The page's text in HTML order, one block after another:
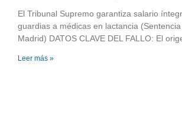
El Tribunal Supremo garantiza salario
guardias a médicas en lactancia
Madrid) DATOS CLAVE DEL FALLO: El
Leer más »